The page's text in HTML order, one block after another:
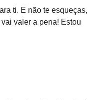
ti. E não te esqueças,
valer a pena! Estou